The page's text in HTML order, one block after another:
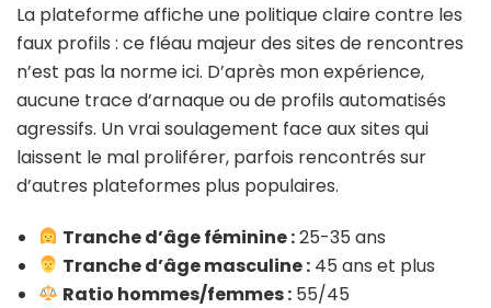
La plateforme affiche une politique claire contre les
faux profils : ce fléau majeur des sites de rencontres
n’est pas la norme ici. D’après mon expérience,
aucune trace d’arnaque ou de profils automatisés
agressifs. Un vrai soulagement face aux sites qui
laissent le mal proliférer, parfois rencontrés sur
d’autres plateformes plus populaires.
Tranche d’âge féminine :25-35 ans
Tranche d’âge masculine : 45 ans et plus
Ratio hommes/femmes : 55/45